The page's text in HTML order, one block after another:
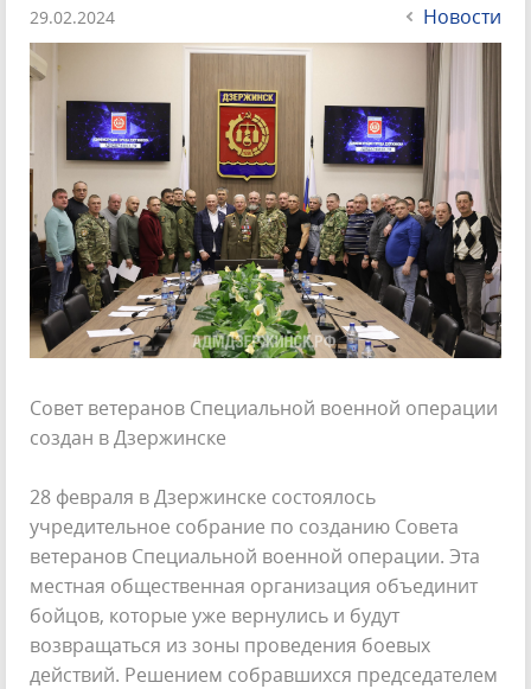
29.02.2024 Новости
Совет ветеранов Специальной военной операции
создан в Дзержинске
28 февраля в Дзержинске состоялось
учредительное собрание по созданию Совета
ветеранов Специальной военной операции. Эта
местная общественная организация объединит
бойцов, которые уже вернулись и будут
возвращаться из зоны проведения боевых
действий. Решением собравшихся председателем